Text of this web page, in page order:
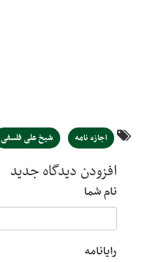
اجازه نامه شیخ علی فلسفی
افزودن دیدگاه جدید
نام شما
رایانامه